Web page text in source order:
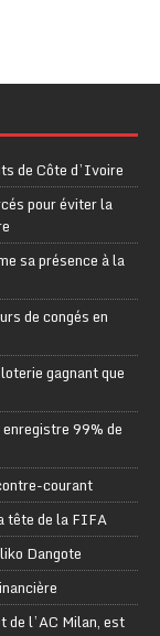
de Côte d’Ivoire
pour éviter la
sa présence à la
de congés en
gagnant que
99% de
courant
tête de la FIFA
Dangote
de l’AC Milan, est